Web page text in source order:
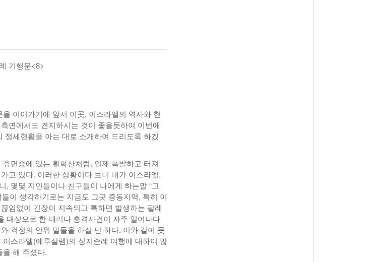
년 07월 30일
봉사센터, 장학금 수여식 및 의료봉사
2015년 03월 11일
<발행인칼럼> 한인사회 화합 원한다면 ‘한인회관’ 포기해
기행문<8>
이어가기에 앞서 이곳, 이스라엘의 역사와 현
면에서도 견지하시는 것이 좋을듯하여 이번에
세현황을 아는 대로 소개하여 드리도록 하겠
면중에 있는 활화산처럼, 언제 폭발하고 터져
고 있다. 이러한 상황이다 보니 내가 이스라엘,
, 몇몇 지인들이나 친구들이 나에게 하는말 “그
이 생각하기로는 지금도 그곳 중동지역, 특히 이
임없이 긴장이 지속되고 툭하면 발생하는 팔레
대상으로 한 테러나 총격사건이 자주 일어나다
걱정의 안위 말들을 하실 만 하다. 이와 같이 뭇
스라엘(예루살렘)의 성지순례 여행에 대하여 많
을 해 주셨다.